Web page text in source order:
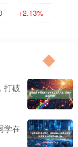
+2.13%
打破
学在